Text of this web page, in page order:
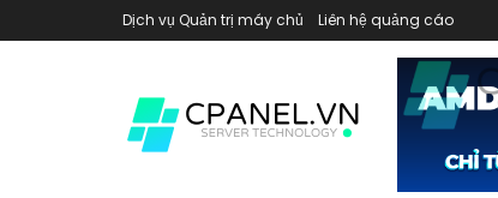
Dịch vụ Quản trị máy chủ Liên hệ quảng cáo